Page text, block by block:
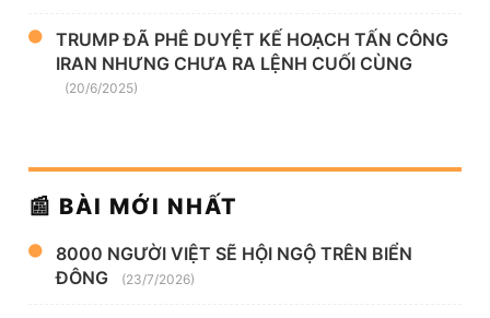
TRUMP ĐÃ PHÊ DUYỆT KẾ HOẠCH TẤN CÔNG
IRAN NHƯNG CHƯA RA LỆNH CUỐI CÙNG
(20/6/2025)
📰 BÀI MỚI NHẤT
8000 NGƯỜI VIỆT SẼ HỘI NGỘ TRÊN BIỂN
ĐÔNG
(23/7/2026)